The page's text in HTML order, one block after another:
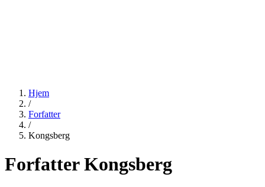
Hjem
/
Forfatter
/
Kongsberg
Forfatter Kongsberg